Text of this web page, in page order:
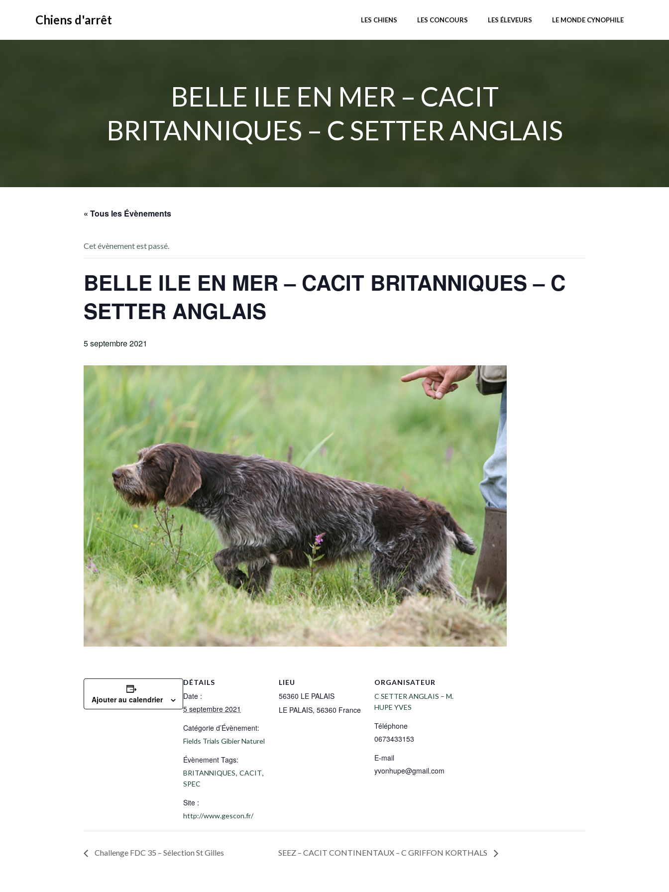
Chiens d'arrêt LES CHIENS LES CONCOURS LES ÉLEVEURS LE MONDE CYNOPHILE
BELLE ILE EN MER – CACIT
BRITANNIQUES – C SETTER ANGLAIS
« Tous les Évènements
Cet évènement est passé.
BELLE ILE EN MER – CACIT BRITANNIQUES – C
SETTER ANGLAIS
5 septembre 2021
Ajouter au calendrier
DÉTAILS
Date :
5 septembre 2021
Catégorie d’Évènement:
Fields Trials Gibier Naturel
Évènement Tags:
BRITANNIQUES, CACIT,
SPEC
Site :
http://www.gescon.fr/
LIEU
56360 LE PALAIS
LE PALAIS, 56360 France
ORGANISATEUR
C SETTER ANGLAIS – M.
HUPE YVES
Téléphone
0673433153
E-mail
yvonhupe@gmail.com
Challenge FDC 35 – Sélection St Gilles SEEZ – CACIT CONTINENTAUX – C GRIFFON KORTHALS